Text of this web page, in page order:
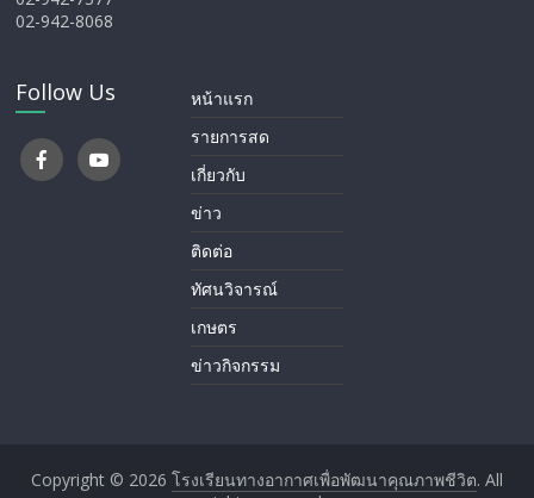
02-942-8068
Follow Us
หน้าแรก
รายการสด
เกี่ยวกับ
ข่าว
ติดต่อ
ทัศนวิจารณ์
เกษตร
ข่าวกิจกรรม
Copyright © 2026 โรงเรียนทางอากาศ​เพื่อพัฒนาคุณภาพชีวิต. All